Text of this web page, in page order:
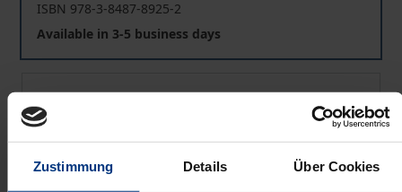
Zustimmung Details Über Cookies
ISBN 978-3-8487-8925-2
Available in 3-5 business days
eBook
€103.00
ISBN 978-3-7489-3206-2